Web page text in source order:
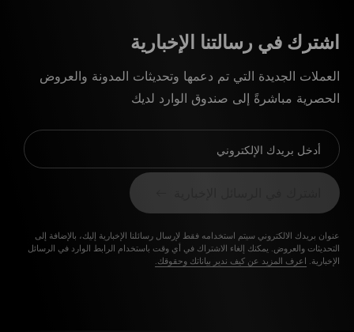
اشترك في رسالتنا الإخبارية
العملات الجديدة التي تم دعمها وتحديثات المدونة والعروض
الحصرية مباشرةً إلى صندوق الوارد لديك
أدخل بريدك الإلكتروني
عنوان بريدك الالكتروني سيتم استخدامه فقط لإرسال رسائلنا الإخبارية إليك، بالإضافة إلى
التحديثات والعروض. يمكنك إلغاء الاشتراك في أي وقت باستخدام الرابط الوارد في الرسائل
الإخبارية. اعرف المزيد عن كيف ندير بياناتك وحقوقك.